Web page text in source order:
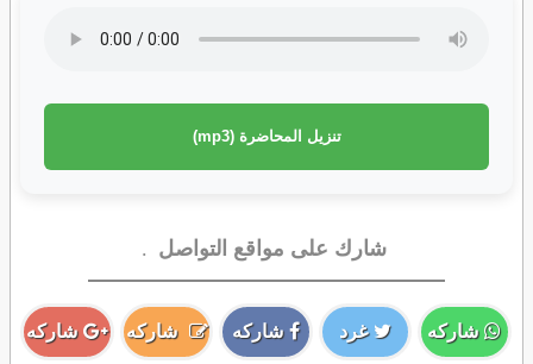
تنزيل المحاضرة (mp3)
شارك على مواقع التواصل .
شاركه غرد شاركه شاركه شاركه